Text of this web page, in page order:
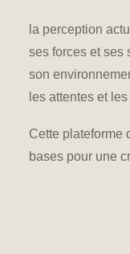
la perception
ses forces et ses
son
les attentes et
Cette plateforme
bases pour une